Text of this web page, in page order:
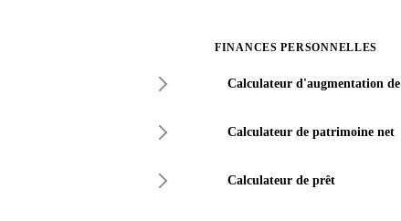
FINANCES PERSONNELLES
Calculateur d'augmentation
Calculateur de patrimoine net
Calculateur de prêt